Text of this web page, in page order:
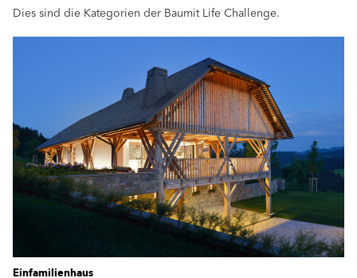
Dies sind die Kategorien der Baumit Life Challenge.
Einfamilienhaus